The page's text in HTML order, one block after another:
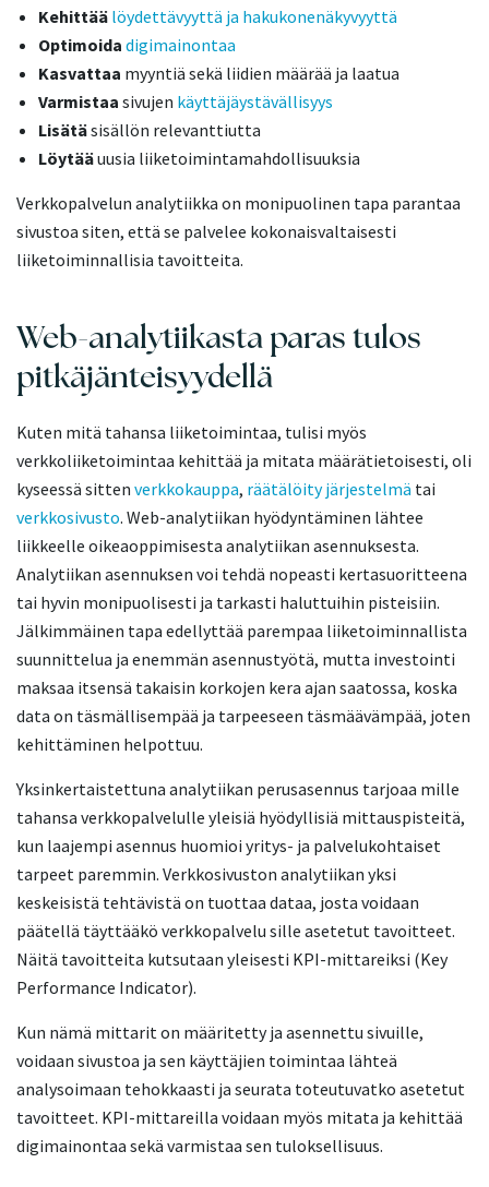
Kehittää löydettävyyttä ja hakukonenäkyvyyttä
Optimoida digimainontaa
Kasvattaa myyntiä sekä liidien määrää ja laatua
Varmistaa sivujen käyttäjäystävällisyys
Lisätäsisällön relevanttiutta
Löytääuusia liiketoimintamahdollisuuksia
Verkkopalvelun analytiikka on monipuolinen tapa parantaa
sivustoa siten, että se palvelee kokonaisvaltaisesti
liiketoiminnallisia tavoitteita.
Web-analytiikasta paras tulos
pitkäjänteisyydellä
Kuten mitä tahansa liiketoimintaa, tulisi myös
verkkoliiketoimintaa kehittää ja mitata määrätietoisesti, oli
kyseessä sitten verkkokauppa, räätälöity järjestelmä tai
verkkosivusto. Web-analytiikan hyödyntäminen lähtee
liikkeelle oikeaoppimisesta analytiikan asennuksesta.
Analytiikan asennuksen voi tehdä nopeasti kertasuoritteena
tai hyvin monipuolisesti ja tarkasti haluttuihin pisteisiin.
Jälkimmäinen tapa edellyttää parempaa liiketoiminnallista
suunnittelua ja enemmän asennustyötä, mutta investointi
maksaa itsensä takaisin korkojen kera ajan saatossa, koska
data on täsmällisempää ja tarpeeseen täsmäävämpää, joten
kehittäminen helpottuu.
Yksinkertaistettuna analytiikan perusasennus tarjoaa mille
tahansa verkkopalvelulle yleisiä hyödyllisiä mittauspisteitä,
kun laajempi asennus huomioi yritys- ja palvelukohtaiset
tarpeet paremmin. Verkkosivuston analytiikan yksi
keskeisistä tehtävistä on tuottaa dataa, josta voidaan
päätellä täyttääkö verkkopalvelu sille asetetut tavoitteet.
Näitä tavoitteita kutsutaan yleisesti KPI-mittareiksi (Key
Performance Indicator).
Kun nämä mittarit on määritetty ja asennettu sivuille,
voidaan sivustoa ja sen käyttäjien toimintaa lähteä
analysoimaan tehokkaasti ja seurata toteutuvatko asetetut
tavoitteet. KPI-mittareilla voidaan myös mitata ja kehittää
digimainontaa sekä varmistaa sen tuloksellisuus.